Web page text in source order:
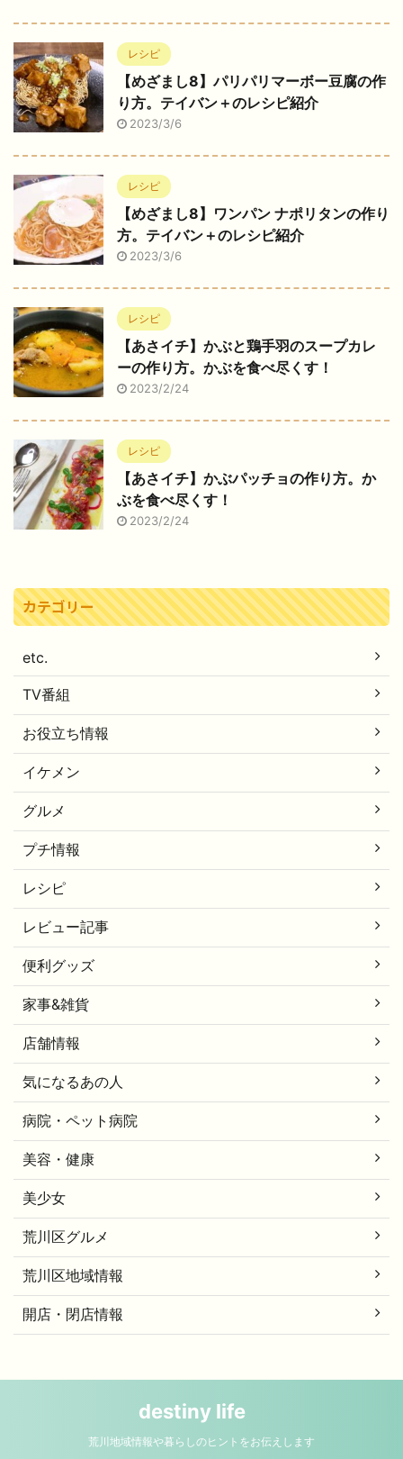
レシピ
【めざまし8】パリパリマーボー豆腐の作
り方。テイバン＋のレシピ紹介
2023/3/6
レシピ
【めざまし8】ワンパン ナポリタンの作り
方。テイバン＋のレシピ紹介
2023/3/6
レシピ
【あさイチ】かぶと鶏手羽のスープカレ
ーの作り方。かぶを食べ尽くす！
2023/2/24
レシピ
【あさイチ】かぶパッチョの作り方。か
ぶを食べ尽くす！
2023/2/24
カテゴリー
etc.
TV番組
お役立ち情報
イケメン
グルメ
プチ情報
レシピ
レビュー記事
便利グッズ
家事&雑貨
店舗情報
気になるあの人
病院・ペット病院
美容・健康
美少女
荒川区グルメ
荒川区地域情報
開店・閉店情報
destiny life
荒川地域情報や暮らしのヒントをお伝えします